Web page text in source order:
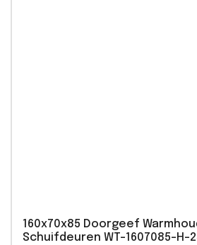
160x70x85 Doorgeef
Schuifdeuren WT-1607085-H-